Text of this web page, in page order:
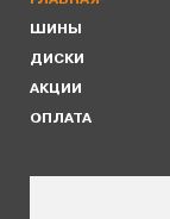
ШИНЫ
ДИСКИ
АКЦИИ
ОПЛАТА